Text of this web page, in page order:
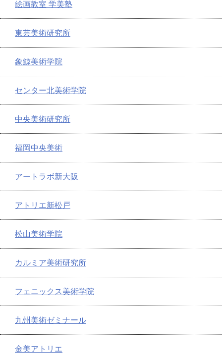
絵画教室 学美塾
東芸美術研究所
象鯨美術学院
センター北美術学院
中央美術研究所
福岡中央美術
アートラボ新大阪
アトリエ新松戸
松山美術学院
カルミア美術研究所
フェニックス美術学院
九州美術ゼミナール
金美アトリエ